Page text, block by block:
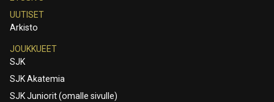
UUTISET
Arkisto
JOUKKUEET
SJK
SJK Akatemia
SJK Juniorit (omalle sivulle)